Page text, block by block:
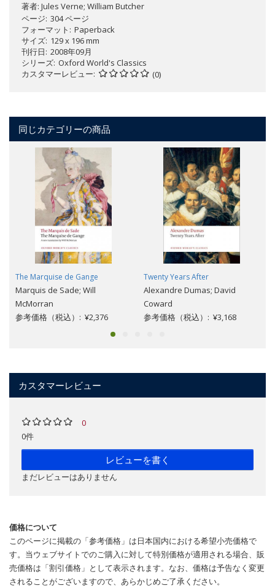
著者: Jules Verne; William Butcher
ページ 304 ページ
フォーマット
Paperback
サイズ 129 x 196 mm
刊行日 2008年09月
シリーズ Oxford World's Classics
カスタマーレビュー
(0)
同じカテゴリーの商品
The Marquise de Gange
Marquis de Sade; Will
McMorran
参考価格（税込）: ¥2,376
Twenty Years After
Alexandre Dumas; David
Coward
参考価格（税込）: ¥3,168
カスタマーレビュー
0
0件
レビューを書く
まだレビューはありません
価格について
このページに掲載の「参考価格」は日本国内における希望小売価格で
す。当ウェブサイトでのご購入に対して特別価格が適用される場合、販
売価格は「割引価格」として表示されます。なお、価格は予告なく変更
されることがございますので、あらかじめご了承ください。